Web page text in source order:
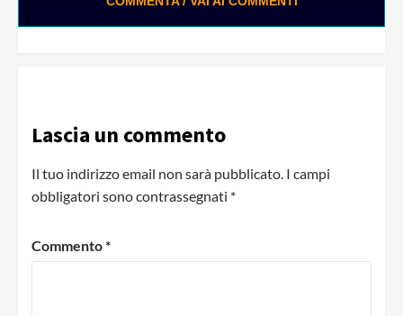
Lascia un commento
Il tuo indirizzo email non sarà pubblicato. I campi
obbligatori sono contrassegnati *
Commento*